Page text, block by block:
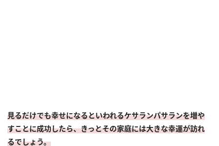
見るだけでも幸せになるといわれるケサランパサランを増や
すことに成功したら、きっとその家庭には大きな幸運が訪れ
るでしょう。